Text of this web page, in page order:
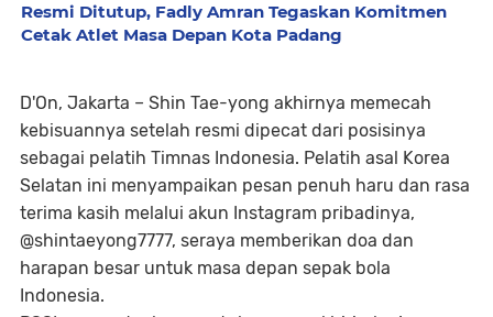
Resmi Ditutup, Fadly Amran Tegaskan Komitmen
Cetak Atlet Masa Depan Kota Padang
D'On, Jakarta – Shin Tae-yong akhirnya memecah
kebisuannya setelah resmi dipecat dari posisinya
sebagai pelatih Timnas Indonesia. Pelatih asal Korea
Selatan ini menyampaikan pesan penuh haru dan rasa
terima kasih melalui akun Instagram pribadinya,
@shintaeyong7777, seraya memberikan doa dan
harapan besar untuk masa depan sepak bola
Indonesia.